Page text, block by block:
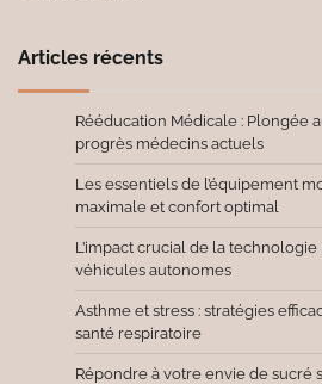
Articles récents
Rééducation Médicale : Plongée
progrès médecins actuels
Les essentiels de l’équipement
maximale et confort optimal
L’impact crucial de la technologie
véhicules autonomes
Asthme et stress : stratégies
santé respiratoire
Répondre à votre envie de sucré